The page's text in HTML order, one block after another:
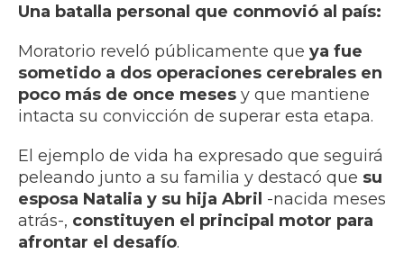
Una batalla personal que conmovió al país:
Moratorio reveló públicamente que ya fue
sometido a dos operaciones cerebrales en
poco más de once meses y que mantiene
intacta su convicción de superar esta etapa.
El ejemplo de vida ha expresado que seguirá
peleando junto a su familia y destacó que su
esposa Natalia y su hija Abril -nacida meses
atrás-, constituyen el principal motor para
afrontar el desafío.